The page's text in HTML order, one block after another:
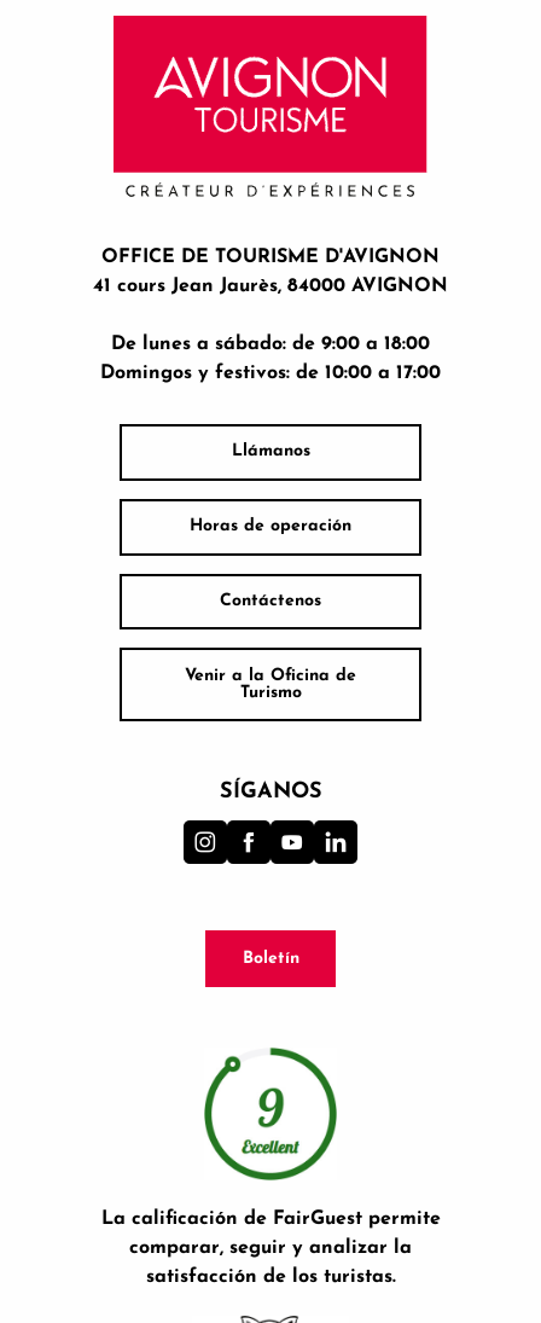
OFFICE DE TOURISME D'AVIGNON
41 cours Jean Jaurès, 84000 AVIGNON
De lunes a sábado: de 9:00 a 18:00
Domingos y festivos: de 10:00 a 17:00
Llámanos
Horas de operación
Contáctenos
Venir a la Oficina de
Turismo
SÍGANOS
Boletín
La calificación de FairGuest permite
comparar, seguir y analizar la
satisfacción de los turistas.